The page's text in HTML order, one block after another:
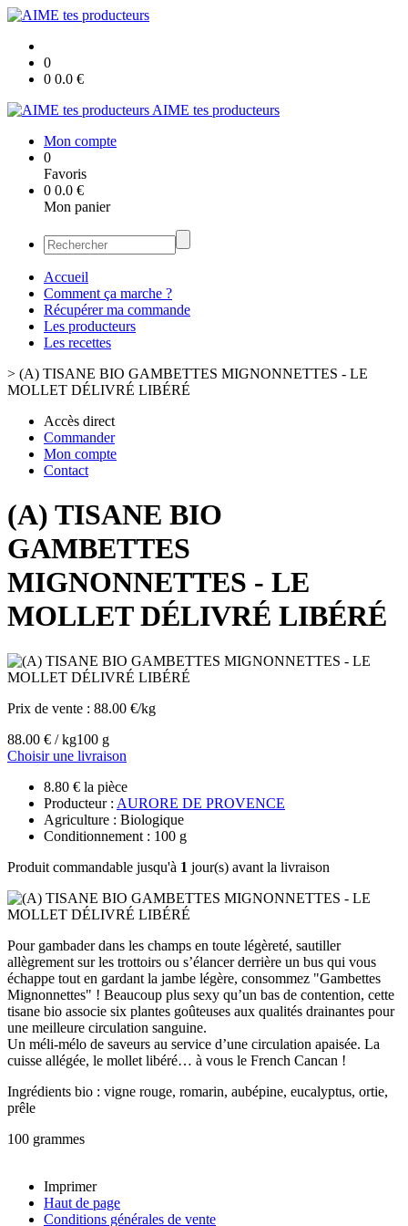
0
0 0.0 €
AIME tes producteurs
Mon compte
0
Favoris
0 0.0 €
Mon panier
Accueil
Comment ça marche ?
Récupérer ma commande
Les producteurs
Les recettes
> (A) TISANE BIO GAMBETTES MIGNONNETTES - LE
MOLLET DÉLIVRÉ LIBÉRÉ
Accès direct
Commander
Mon compte
Contact
(A) TISANE BIO
GAMBETTES
MIGNONNETTES - LE
MOLLET DÉLIVRÉ LIBÉRÉ
Prix de vente : 88.00 €/kg
88.00 € / kg100 g
Choisir une livraison
8.80 € la pièce
Producteur : AURORE DE PROVENCE
Agriculture : Biologique
Conditionnement : 100 g
Produit commandable jusqu'à 1 jour(s) avant la livraison
Pour gambader dans les champs en toute légèreté, sautiller
allègrement sur les trottoirs ou s’élancer derrière un bus qui vous
échappe tout en gardant la jambe légère, consommez "Gambettes
Mignonnettes" ! Beaucoup plus sexy qu’un bas de contention, cette
tisane bio associe six plantes goûteuses aux qualités drainantes pour
une meilleure circulation sanguine.
Un méli-mélo de saveurs au service d’une circulation apaisée. La
cuisse allégée, le mollet libéré… à vous le French Cancan !
Ingrédients bio : vigne rouge, romarin, aubépine, eucalyptus, ortie,
prêle
100 grammes
Imprimer
Haut de page
Conditions générales de vente